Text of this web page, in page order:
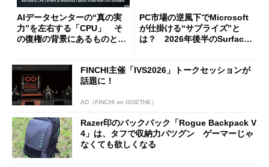
AIデータセンターの“真の実
力”を左右する「CPU」 そ
の復権の背景にあるものと
PC市場の逆風下でMicrosoft
が仕掛ける“サプライズ”と
は？ 2026年後半のSurface
FINCHI主催「IVS2026」トークセッションが
話題に！
AD（FINCHI on GOETHE）
Razer印のバックパック「Rogue Backpack V
4」は、タフで収納力バツグン ゲーマーじゃ
なくても欲しくなる